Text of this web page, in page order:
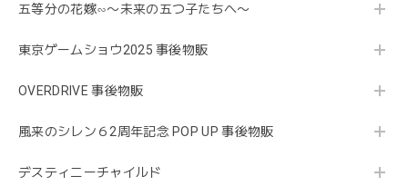
五等分の花嫁∽〜未来の五つ子たちへ〜
東京ゲームショウ2025 事後物販
OVERDRIVE 事後物販
風来のシレン６2周年記念 POP UP 事後物販
デスティニーチャイルド